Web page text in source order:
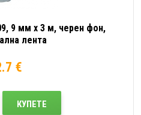
9 мм x 3 м, черен фон,
лента
€
КУПЕТЕ